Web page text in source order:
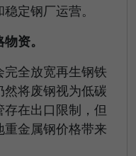
定钢厂运营。
资。
全放宽再生钢铁
然将废钢视为低碳
在出口限制，但
金属钢价格带来